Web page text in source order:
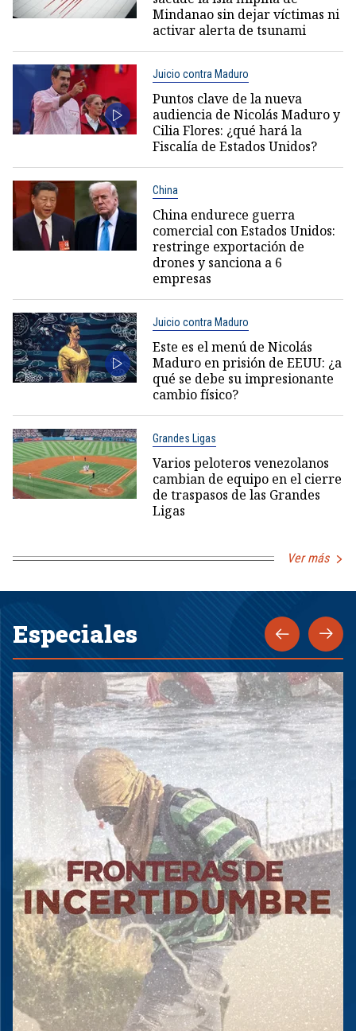
Mindanao sin dejar víctimas ni
activar alerta de tsunami
Juicio contra Maduro
Puntos clave de la nueva
audiencia de Nicolás Maduro y
Cilia Flores: ¿qué hará la
Fiscalía de Estados Unidos?
China
China endurece guerra
comercial con Estados Unidos:
restringe exportación de
drones y sanciona a 6
empresas
Juicio contra Maduro
Este es el menú de Nicolás
Maduro en prisión de EEUU: ¿a
qué se debe su impresionante
cambio físico?
Grandes Ligas
Varios peloteros venezolanos
cambian de equipo en el cierre
de traspasos de las Grandes
Ligas
Ver más
Especiales